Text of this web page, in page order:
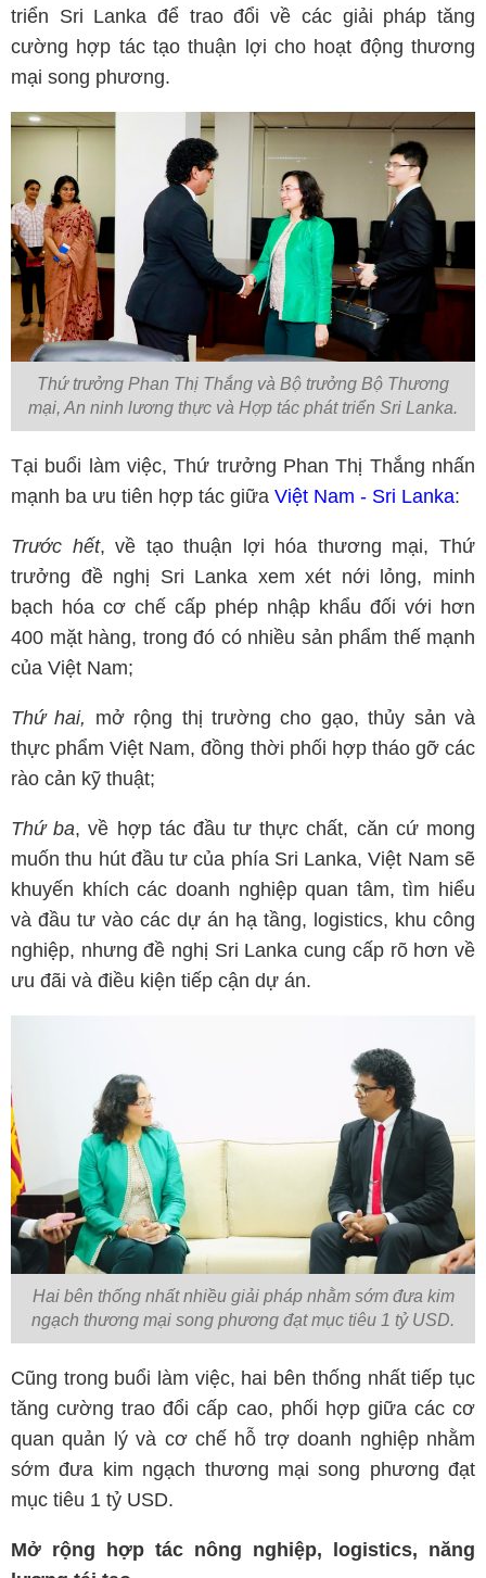
triển Sri Lanka để trao đổi về các giải pháp tăng
cường hợp tác tạo thuận lợi cho hoạt động thương
mại song phương.
Thứ trưởng Phan Thị Thắng và Bộ trưởng Bộ Thương
mại, An ninh lương thực và Hợp tác phát triển Sri Lanka.
Tại buổi làm việc, Thứ trưởng Phan Thị Thắng nhấn
mạnh ba ưu tiên hợp tác giữa Việt Nam - Sri Lanka:
Trước hết, về tạo thuận lợi hóa thương mại, Thứ
trưởng đề nghị Sri Lanka xem xét nới lỏng, minh
bạch hóa cơ chế cấp phép nhập khẩu đối với hơn
400 mặt hàng, trong đó có nhiều sản phẩm thế mạnh
của Việt Nam;
Thứ hai, mở rộng thị trường cho gạo, thủy sản và
thực phẩm Việt Nam, đồng thời phối hợp tháo gỡ các
rào cản kỹ thuật;
Thứ ba, về hợp tác đầu tư thực chất, căn cứ mong
muốn thu hút đầu tư của phía Sri Lanka, Việt Nam sẽ
khuyến khích các doanh nghiệp quan tâm, tìm hiểu
và đầu tư vào các dự án hạ tầng, logistics, khu công
nghiệp, nhưng đề nghị Sri Lanka cung cấp rõ hơn về
ưu đãi và điều kiện tiếp cận dự án.
Hai bên thống nhất nhiều giải pháp nhằm sớm đưa kim
ngạch thương mại song phương đạt mục tiêu 1 tỷ USD.
Cũng trong buổi làm việc, hai bên thống nhất tiếp tục
tăng cường trao đổi cấp cao, phối hợp giữa các cơ
quan quản lý và cơ chế hỗ trợ doanh nghiệp nhằm
sớm đưa kim ngạch thương mại song phương đạt
mục tiêu 1 tỷ USD.
Mở rộng hợp tác nông nghiệp, logistics, năng